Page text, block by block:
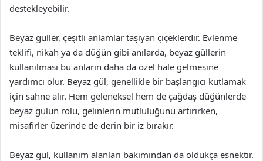
destekleyebilir.
Beyaz güller, çeşitli anlamlar taşıyan çiçeklerdir. Evlenme
teklifi, nikah ya da düğün gibi anılarda, beyaz güllerin
kullanılması bu anların daha da özel hale gelmesine
yardımcı olur. Beyaz gül, genellikle bir başlangıcı kutlamak
için sahne alır. Hem geleneksel hem de çağdaş düğünlerde
beyaz gülün rolü, gelinlerin mutluluğunu artırırken,
misafirler üzerinde de derin bir iz bırakır.
Beyaz gül, kullanım alanları bakımından da oldukça esnektir.